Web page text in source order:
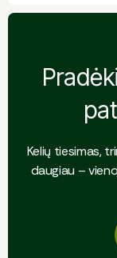
Kelių tiesimas,
daugiau –